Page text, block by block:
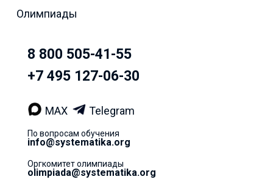
Олимпиады
8 800 505-41-55
+7 495 127-06-30
MAX Telegram
По вопросам обучения
info@systematika.org
Оргкомитет олимпиады
olimpiada@systematika.org